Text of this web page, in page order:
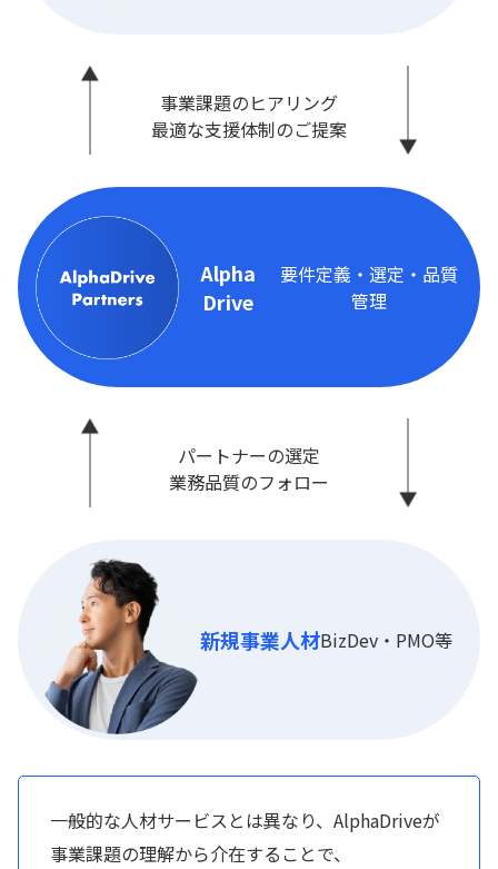
事業課題のヒアリング
最適な支援体制のご提案
Alpha
Drive
要件定義・選定・品質
管理
パートナーの選定
業務品質のフォロー
新規事業人材BizDev・PMO等
一般的な人材サービスとは異なり、AlphaDriveが
事業課題の理解から介在することで、